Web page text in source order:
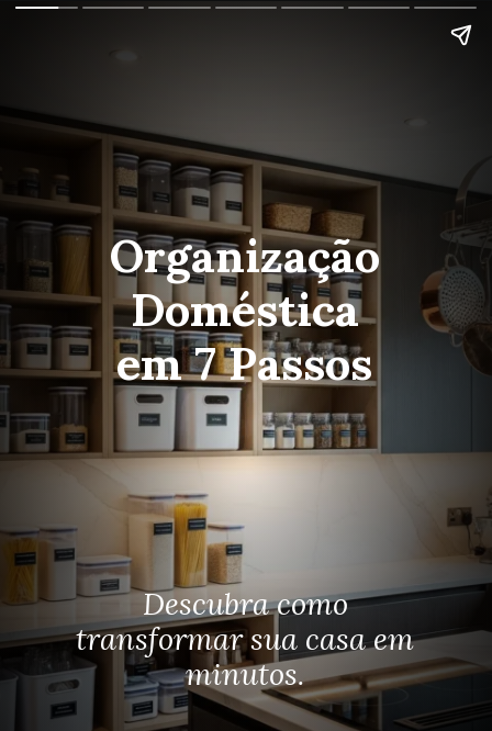
Organização
Doméstica
em 7 Passos
Descubra como
transformar sua casa em
minutos.